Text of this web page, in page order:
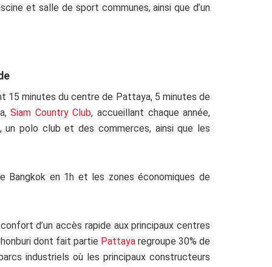
et salle de sport communes, ainsi que d’un
15 minutes du centre de Pattaya, 5 minutes de
Siam Country Club, accueillant chaque année,
un polo club et des commerces, ainsi que les
Bangkok en 1h et les zones économiques de
d’un accès rapide aux principaux centres
dont fait partie Pattaya regroupe 30% de
industriels où les principaux constructeurs